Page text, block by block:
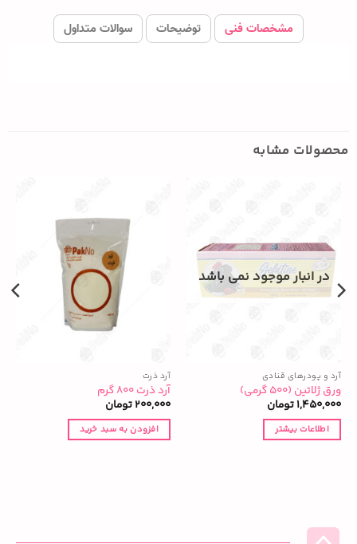
مشخصات فنی توضیحات سوالات متداول
محصولات مشابه
در انبار موجود نمی باشد
آرد و پودرهای قنادی
ورق ژلاتین (۵۰۰ گرمی)
1,450,000تومان
اطلاعات بیشتر
آرد ذرت
آرد ذرت ۸۰۰ گرم
200,000تومان
افزودن به سبد خرید